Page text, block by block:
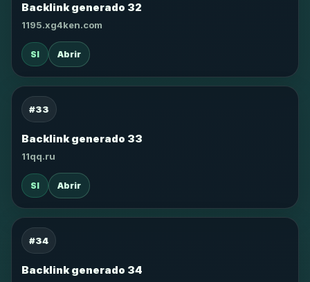
Backlink generado 32
1195.xg4ken.com
SI Abrir
#33
Backlink generado 33
11qq.ru
SI Abrir
#34
Backlink generado 34